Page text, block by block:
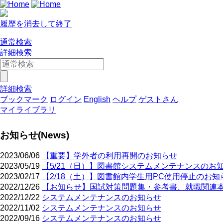
履歴を消去して終了
通常検索
詳細検索
詳細検索
ブックマーク ログイン English ヘルプ ゲストさん
マイライブラリ
お知らせ(News)
2023/06/06
【重要】学外者の利用再開のお知らせ
2023/05/19
【5/21（日）】図書館システムメンテナンスのお
2023/02/17
【2/18（土）】図書館内学生用PC使用停止のお知
2022/12/26
【お知らせ】国試対策問題集・参考書、就職関連
2022/12/22 システムメンテナンスのお知らせ
2022/11/02 システムメンテナンスのお知らせ
2022/09/16 システムメンテナンスのお知らせ